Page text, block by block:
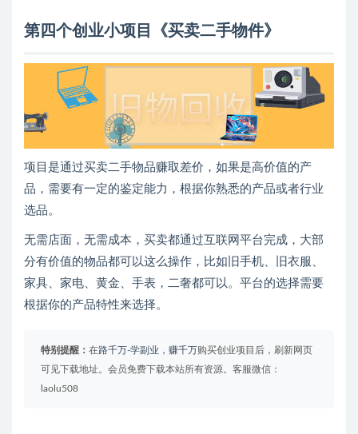
第四个创业小项目《买卖二手物件》
项目是通过买卖二手物品赚取差价，如果是高价值的产
品，需要有一定的鉴定能力，根据你熟悉的产品或者行业
选品。
无需店面，无需成本，买卖都通过互联网平台完成，大部
分有价值的物品都可以这么操作，比如旧手机、旧衣服、
家具、家电、黄金、手表，二奢都可以。平台的选择需要
根据你的产品特性来选择。
特别提醒： 在路千万-学副业，赚千万 购买创业项目后，刷新网页
可见下载地址。会员免费下载本站所有资源。客服微信：
laolu508